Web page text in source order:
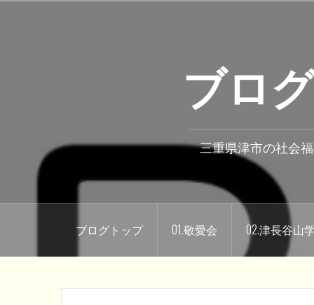
ブロ
三重県津市の社会
ブログトップ 01.敬愛会 02.津長谷山